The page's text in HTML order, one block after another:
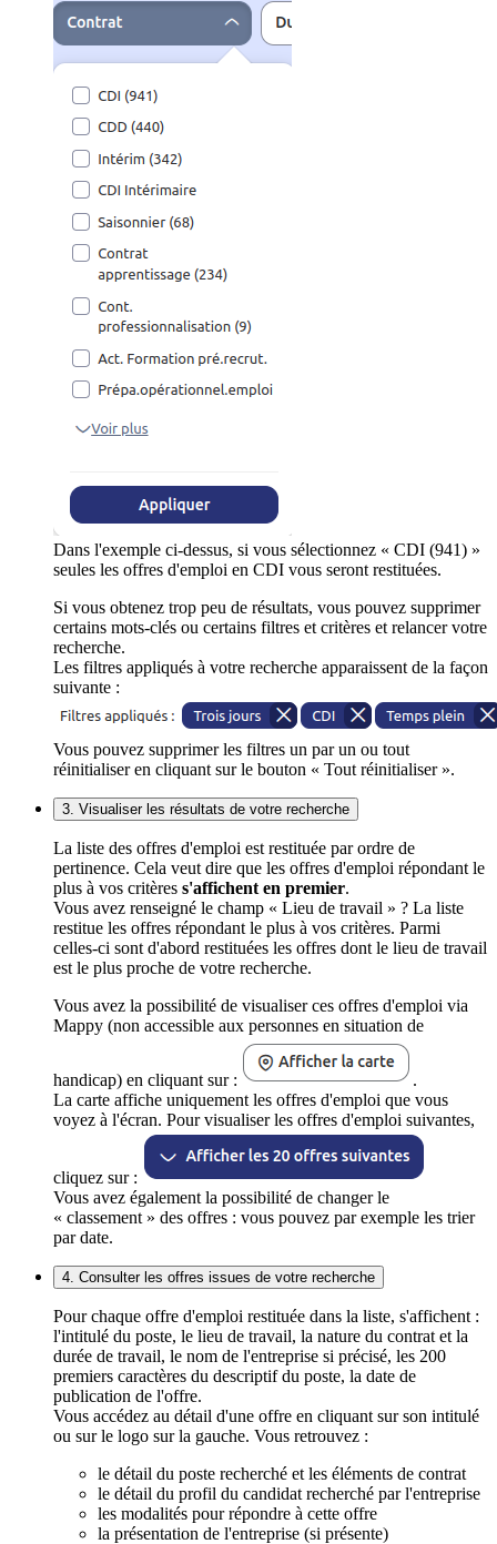
Dans l'exemple ci-dessus, si vous sélectionnez « CDI (941) »
seules les offres d'emploi en CDI vous seront restituées.
Si vous obtenez trop peu de résultats, vous pouvez supprimer
certains mots-clés ou certains filtres et critères et relancer votre
recherche.
Les filtres appliqués à votre recherche apparaissent de la façon
suivante :
Vous pouvez supprimer les filtres un par un ou tout
réinitialiser en cliquant sur le bouton « Tout réinitialiser ».
3. Visualiser les résultats de votre recherche
La liste des offres d'emploi est restituée par ordre de
pertinence. Cela veut dire que les offres d'emploi répondant le
plus à vos critères s'affichent en premier.
Vous avez renseigné le champ « Lieu de travail » ? La liste
restitue les offres répondant le plus à vos critères. Parmi
celles-ci sont d'abord restituées les offres dont le lieu de travail
est le plus proche de votre recherche.
Vous avez la possibilité de visualiser ces offres d'emploi via
Mappy (non accessible aux personnes en situation de
handicap) en cliquant sur :
.
La carte affiche uniquement les offres d'emploi que vous
voyez à l'écran. Pour visualiser les offres d'emploi suivantes,
cliquez sur :
Vous avez également la possibilité de changer le
« classement » des offres : vous pouvez par exemple les trier
par date.
4. Consulter les offres issues de votre recherche
Pour chaque offre d'emploi restituée dans la liste, s'affichent :
l'intitulé du poste, le lieu de travail, la nature du contrat et la
durée de travail, le nom de l'entreprise si précisé, les 200
premiers caractères du descriptif du poste, la date de
publication de l'offre.
Vous accédez au détail d'une offre en cliquant sur son intitulé
ou sur le logo sur la gauche. Vous retrouvez :
le détail du poste recherché et les éléments de contrat
le détail du profil du candidat recherché par l'entreprise
les modalités pour répondre à cette offre
la présentation de l'entreprise (si présente)